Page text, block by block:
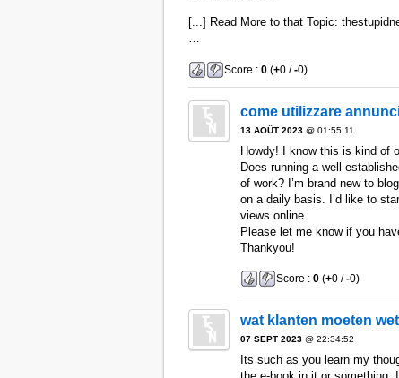
[...] Read More to that Topic:
…
Score : 0(+0 /-0)
come utilizzare
13 AOÛT 2023@ 01:55:11
Howdy! I know this is kind of
Does running a well-
of work? I’m brand new to
on a daily basis. I’d like to
views online.
Please let me know if you
Thankyou!
Score : 0(+0 /-0)
wat klanten moeten
07 SEPT 2023@ 22:34:52
Its such as you learn my